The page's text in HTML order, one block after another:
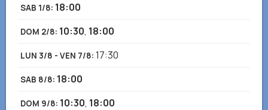
SAB 1/8: 18:00
DOM 2/8: 10:30, 18:00
LUN 3/8 - VEN 7/8: 17:30
SAB 8/8: 18:00
DOM 9/8: 10:30, 18:00